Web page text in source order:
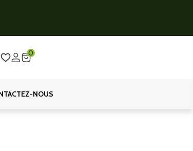
0
NOUS